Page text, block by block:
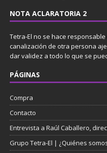
NOTA ACLARATORIA 2
Tetra-El no se hace
canalización de otra persona
dar validez a todo lo que se
PÁGINAS
Compra
Contacto
Entrevista a Raúl Caballero,
Grupo Tetra-El | ¿Quiénes